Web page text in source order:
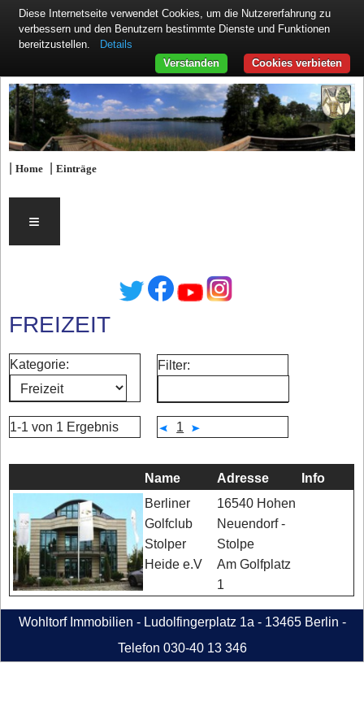
|Home |Einträge
≡
FREIZEIT
Kategorie: Filter:
1-1 von 1 Ergebnis 1
Name Adresse Info
Berliner
Golfclub
Stolper
Heide e.V
16540 Hohen
Neuendorf -
Stolpe
Am Golfplatz
1
Wohltorf Immobilien - Ludolfingerplatz 1a - 13465 Berlin -
Telefon 030-40 13 346
Diese Internetseite verwendet Cookies, um die Nutzererfahrung zu
verbessern und den Benutzern bestimmte Dienste und Funktionen
bereitzustellen.
Details
Cookies verbieten
Verstanden